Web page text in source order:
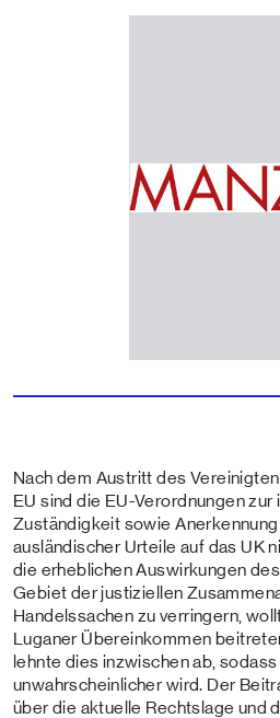
Nach dem Austritt des
EU sind die EU-Verordnungen zur
Zuständigkeit sowie
ausländischer Urteile auf das UK
die erheblichen Auswirkungen
Gebiet der justiziellen
Handelssachen zu verringern,
Luganer Übereinkommen
lehnte dies inzwischen ab,
unwahrscheinlicher wird. Der
über die aktuelle Rechtslage und